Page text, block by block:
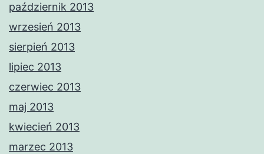
październik 2013
wrzesień 2013
sierpień 2013
lipiec 2013
czerwiec 2013
maj 2013
kwiecień 2013
marzec 2013